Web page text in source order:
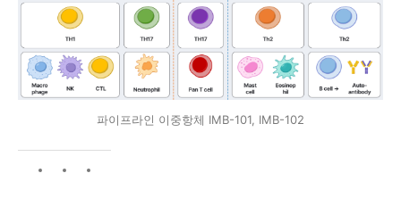
파이프라인 이중항체 IMB-101, IMB-102